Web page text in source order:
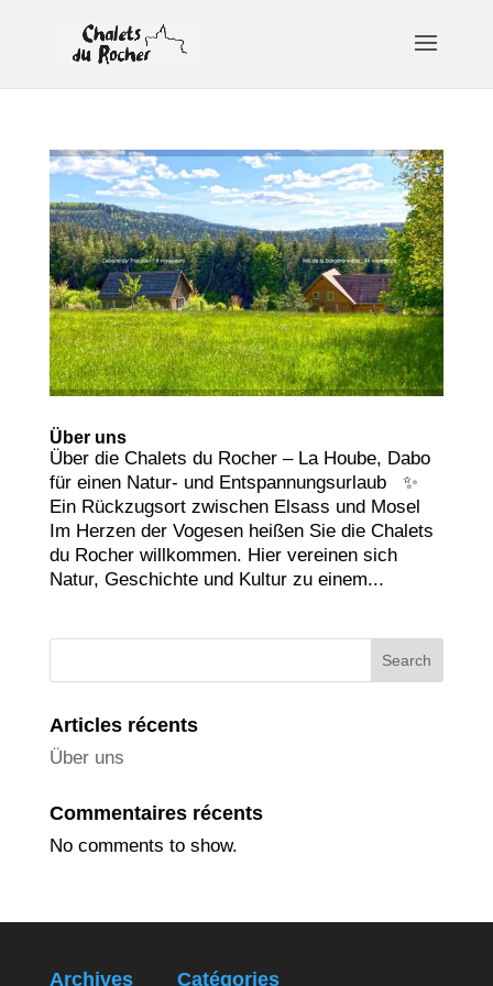
Über uns
Über die Chalets du Rocher – La Hoube, Dabo​
für einen Natur- und Entspannungsurlaub ✨
Ein Rückzugsort zwischen Elsass und Mosel
Im Herzen der Vogesen heißen Sie die Chalets
du Rocher willkommen. Hier vereinen sich
Natur, Geschichte und Kultur zu einem...
Search
Articles récents
Über uns
Commentaires récents
No comments to show.
Archives Catégories